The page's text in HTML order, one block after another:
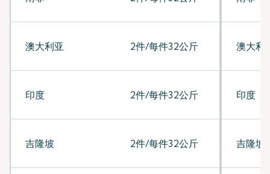
澳大利亚 2件/每件32公斤
印度 2件/每件32公斤
吉隆坡 2件/每件32公斤
澳大利
印度
吉隆坡